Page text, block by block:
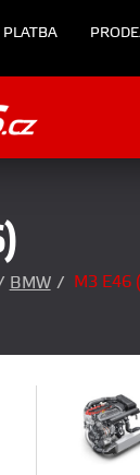
BMW / M3 E46